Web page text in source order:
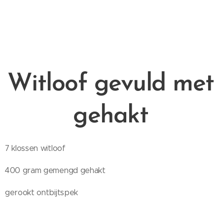
Witloof gevuld met
gehakt
7 klossen witloof
400 gram gemengd gehakt
gerookt ontbijtspek